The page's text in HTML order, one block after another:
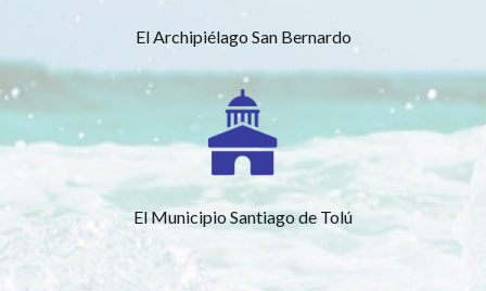
El Archipiélago San Bernardo
El Municipio Santiago de Tolú